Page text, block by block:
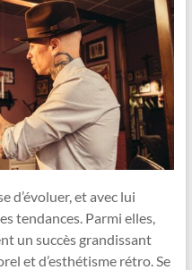
d’évoluer, et avec lui
tendances. Parmi elles,
un succès grandissant
et d’esthétisme rétro. Se